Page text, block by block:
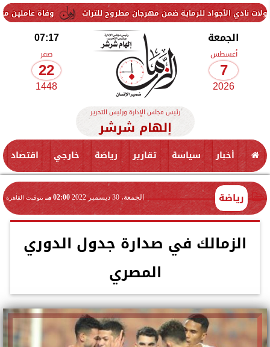
وفاة عاملين متأثرين للرماية ضمن مهرجان مطروح للتراث
الجمعة
أغسطس
7
2026
07:17
صفر
22
1448
رئيس مجلس الإدارة ورئيس التحرير
إلهام شرشر
أخبار سياسة تقارير رياضة خارجي اقتصاد
رياضة الجمعة، 30 ديسمبر 2022 02:00 مـ بتوقيت القاهرة
الزمالك في صدارة جدول الدوري
المصري